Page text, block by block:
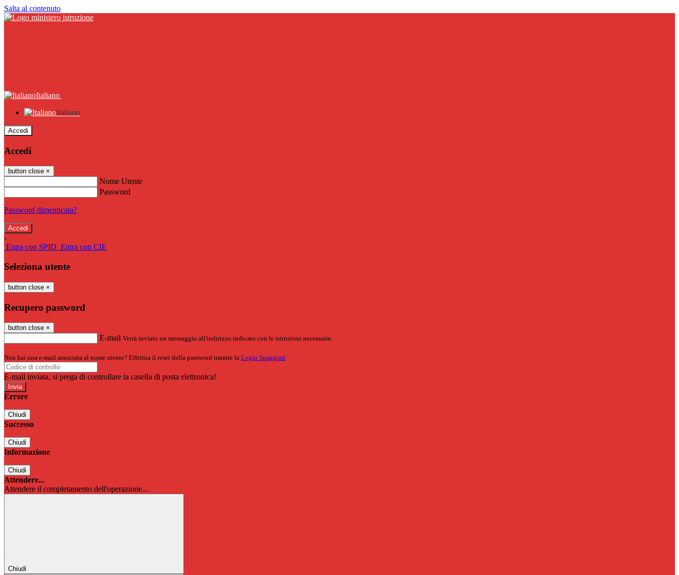
Salta al contenuto
Italiano
Italiano
Accedi
Accedi
button close ×
Nome Utente
Password
Password dimenticata?
-
Entra con SPID Entra con CIE
Seleziona utente
button close ×
Recupero password
button close ×
E-mail Verrà inviato un messaggio all'indirizzo indicato con le istruzioni necessarie.
Non hai una e-mail associata al nome utente? Effettua il reset della password tramite la Login Spaggiari
E-mail inviata, si prega di controllare la casella di posta elettronica!
Errore
Chiudi
Successo
Chiudi
Informazione
Chiudi
Attendere...
Attendere il completamento dell'operazione...
Chiudi